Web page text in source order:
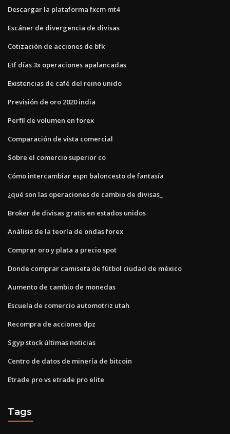
Descargar la plataforma fxcm mt4
Escáner de divergencia de divisas
Cotización de acciones de bfk
Etf días 3x operaciones apalancadas
Existencias de café del reino unido
Previsión de oro 2020 india
Perfil de volumen en forex
Comparación de vista comercial
Sobre el comercio superior co
Cómo intercambiar espn baloncesto de fantasía
¿qué son las operaciones de cambio de divisas_
Broker de divisas gratis en estados unidos
Análisis de la teoría de ondas forex
Comprar oro y plata a precio spot
Donde comprar camiseta de fútbol ciudad de méxico
Aumento de cambio de monedas
Escuela de comercio automotriz utah
Recompra de acciones dpz
Sgyp stock últimas noticias
Centro de datos de minería de bitcoin
Etrade pro vs etrade pro elite
Tags